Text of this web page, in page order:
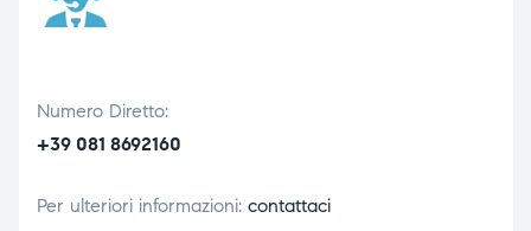
Numero Diretto:
+39 081 8692160
Per ulteriori informazioni: contattaci